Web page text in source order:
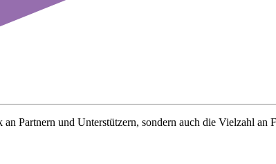
Partnern und Unterstützern, sondern auch die Vielzahl an